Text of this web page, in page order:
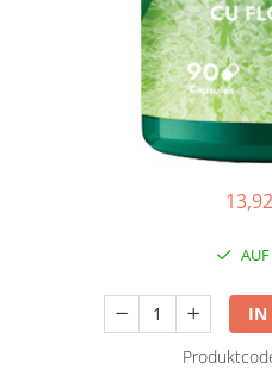
Herzerkrankungen
Hormonstörungen
Knochensystem
Muskelkrämpfe
IN